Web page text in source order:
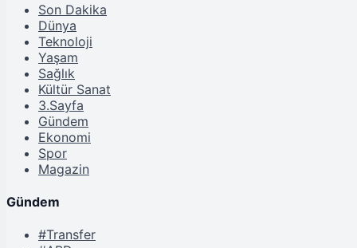
Son Dakika
Dünya
Teknoloji
Yaşam
Sağlık
Kültür Sanat
3.Sayfa
Gündem
Ekonomi
Spor
Magazin
Gündem
#Transfer